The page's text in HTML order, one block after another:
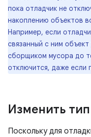
пока отладчик не
накоплению объектов
Например, если
связанный с ним объект
сборщиком мусора до
отключится, даже если
Изменить
Поскольку для